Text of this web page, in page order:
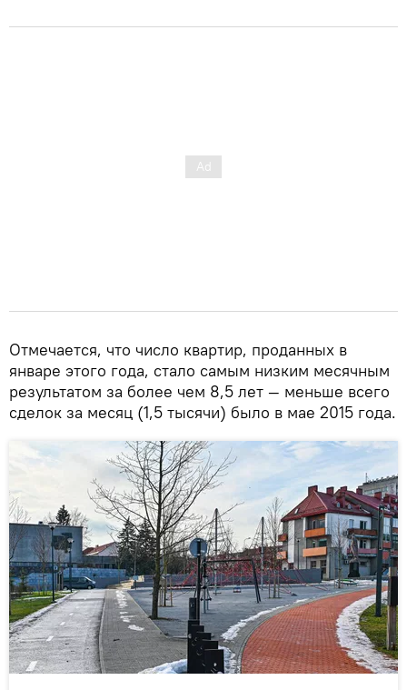
Отмечается, что число квартир, проданных в
январе этого года, стало самым низким месячным
результатом за более чем 8,5 лет — меньше всего
сделок за месяц (1,5 тысячи) было в мае 2015 года.